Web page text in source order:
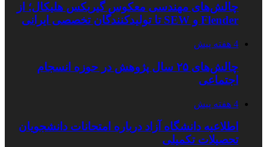
چالش‌های مهندسی معکوس گیربکس هلیکال؛ از
Flender و SEW تا تولیدکنندگان تخصصی ایرانی
4 هفته پیش
چالش‌های ۲۵ سال پژوهش در حوزه انسجام
اجتماعی
4 هفته پیش
اطلاعیه دانشگاه آزاد درباره امتحانات دانشجویان
تحصیلات تکمیلی